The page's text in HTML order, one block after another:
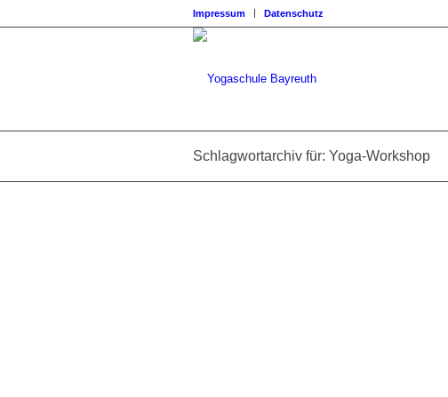
Impressum Datenschutz
Schlagwortarchiv für: Yoga-Workshop